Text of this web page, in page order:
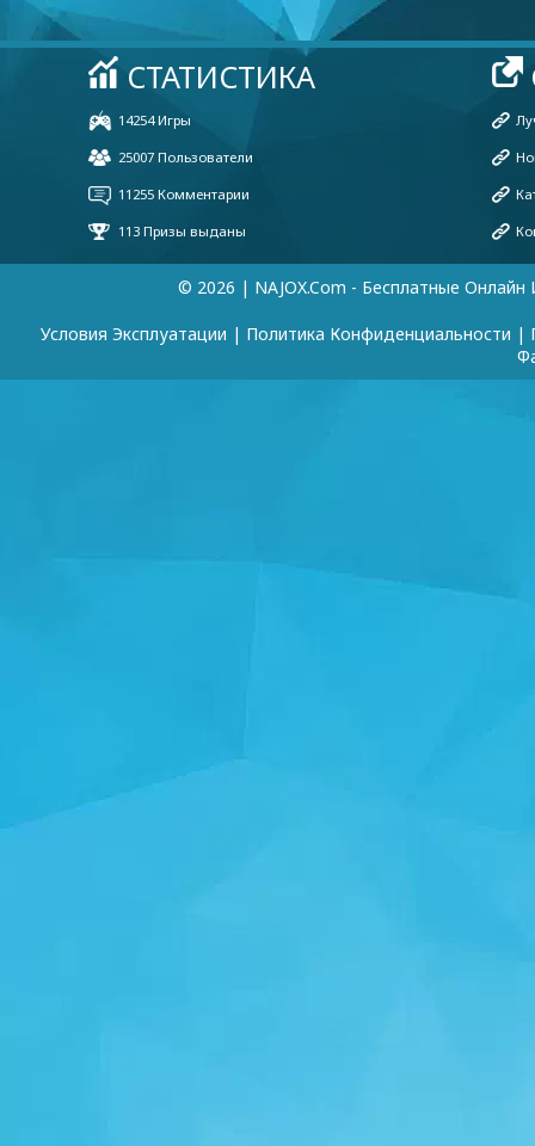
© 2026 | NAJOX.com - Бесплатные Онлайн
Условия Эксплуатации | Политика Конфиденциальности |